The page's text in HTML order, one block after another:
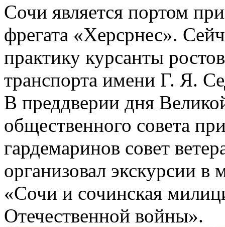
Сочи является портом
фрегата «Херсрнес».
практику курсанты
транспорта имени Г. Я.
В преддверии дня
общественного совета
гардемаринов совет
организовал экскурсии
«Сочи и сочинская
Отечественной войны».